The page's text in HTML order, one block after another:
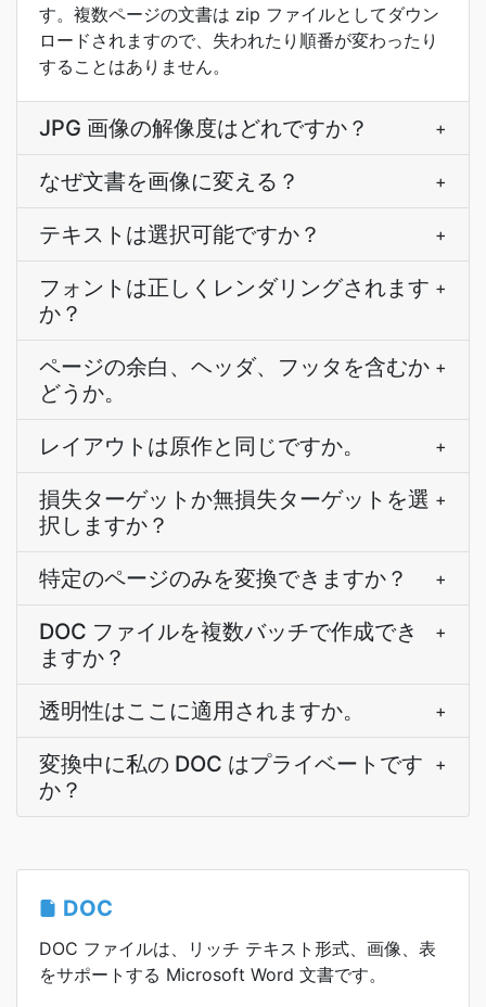
す。複数ページの文書は zip ファイルとしてダウン
ロードされますので、失われたり順番が変わったり
することはありません。
JPG 画像の解像度はどれですか？ +
なぜ文書を画像に変える？ +
テキストは選択可能ですか？ +
フォントは正しくレンダリングされます
か？
+
ページの余白、ヘッダ、フッタを含むか
どうか。
+
レイアウトは原作と同じですか。 +
損失ターゲットか無損失ターゲットを選
択しますか？
+
特定のページのみを変換できますか？ +
DOC ファイルを複数バッチで作成でき
ますか？
+
透明性はここに適用されますか。 +
変換中に私の DOC はプライベートです
か？
+
DOC
DOC ファイルは、リッチ テキスト形式、画像、表
をサポートする Microsoft Word 文書です。